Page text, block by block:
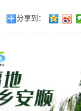
分享到：